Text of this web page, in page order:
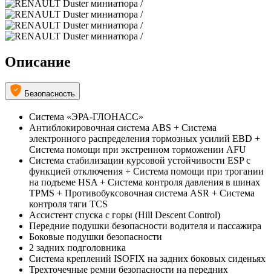
Описание
Безопасность
Система «ЭРА-ГЛОНАСС»
Антиблокировочная система ABS + Система
электронного распределения тормозных усилий EBD +
Система помощи при экстренном торможении AFU
Система стабилизации курсовой устойчивости ESP с
функцией отключения + Система помощи при трогании
на подъеме HSA + Система контроля давления в шинах
TPMS + Противобуксовочная система ASR + Система
контроля тяги TCS
Ассистент спуска с горы (Hill Descent Control)
Передние подушки безопасности водителя и пассажира
Боковые подушки безопасности
2 задних подголовника
Система креплений ISOFIX на задних боковых сиденьях
Трехточечные ремни безопасности на передних